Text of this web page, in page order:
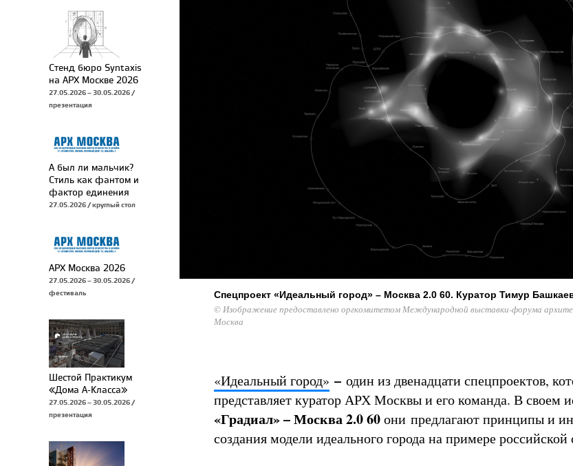
Стенд бюро Syntaxis
на АРХ Москве 2026
27.05.2026 – 30.05.2026 /
презентация
А был ли мальчик?
Стиль как фантом и
фактор единения
27.05.2026 / круглый стол
АРХ Москва 2026
27.05.2026 – 30.05.2026 /
фестиваль
Шестой Практикум
«Дома А-Класса»
27.05.2026 – 30.05.2026 /
презентация
Спецпроект «Идеальный город» – Москва 2.0 60. Куратор Тимур
© Изображение предоставлено оргкомитетом Международной выставки-форума
Москва
«Идеальный город» – один из двенадцати спецпроектов,
представляет куратор АРХ Москвы и его команда. В своем
«Градиал» – Москва 2.0 60они предлагают принципы и
создания модели идеального города на примере